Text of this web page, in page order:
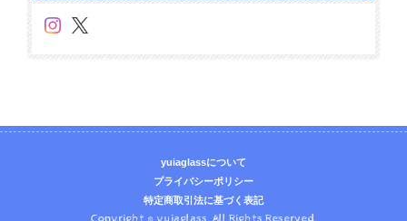
yuiaglassについて
プライバシーポリシー
特定商取引法に基づく表記